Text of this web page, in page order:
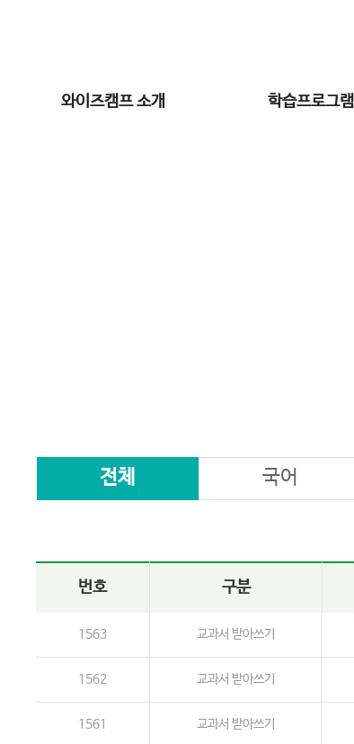
와이즈캠프 소개 학습프로그램
전체 국어
번호 구분
1563 교과서 받아쓰기
1562 교과서 받아쓰기
1561 교과서 받아쓰기